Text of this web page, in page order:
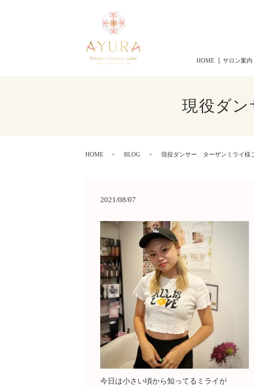
HOME サロン案内
現役ダ
HOME BLOG 現役ダンサー ターザンミライ様
2021/08/07
今日は小さい頃から知ってるミライが